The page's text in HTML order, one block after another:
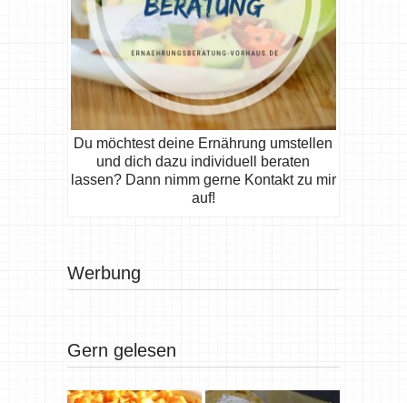
Du möchtest deine Ernährung umstellen
und dich dazu individuell beraten
lassen? Dann nimm gerne Kontakt zu mir
auf!
Werbung
Gern gelesen